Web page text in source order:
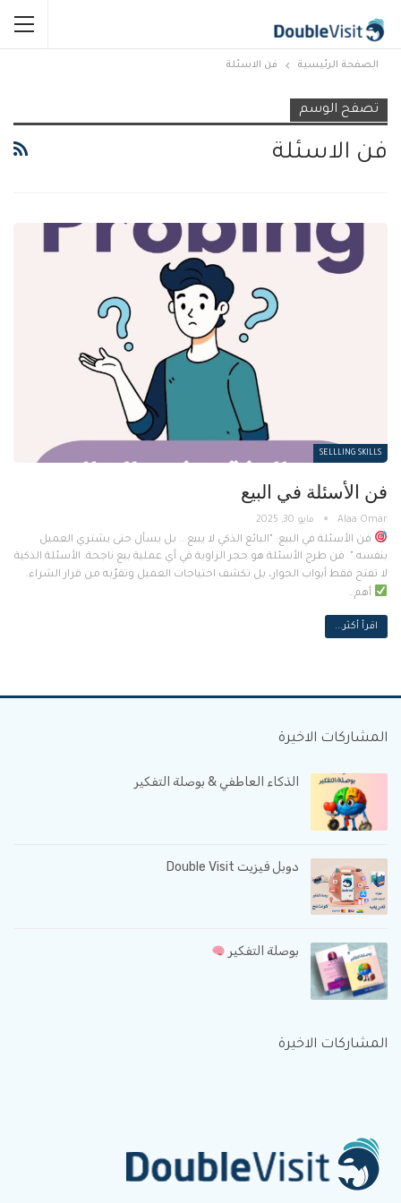
الصفحة الرئيسية فن الاسئلة
تصفح الوسم
فن الاسئلة
SELLLING SKILLS
فن الأسئلة في البيع
مايو 30, 2025
فن الأسئلة في البيع: "البائع الذكي لا يبيع... بل يسأل حتى يشتري العميل
بنفسه." فن طرح الأسئلة هو حجر الزاوية في أي عملية بيع ناجحة. الأسئلة الذكية
لا تفتح فقط أبواب الحوار، بل تكشف احتياجات العميل وتقرّبه من قرار الشراء.
أهم…
اقرأ أكثر...
المشاركات الاخيرة
الذكاء العاطفي & بوصلة التفكير
دوبل فيزيت Double Visit
بوصلة التفكير
المشاركات الاخيرة